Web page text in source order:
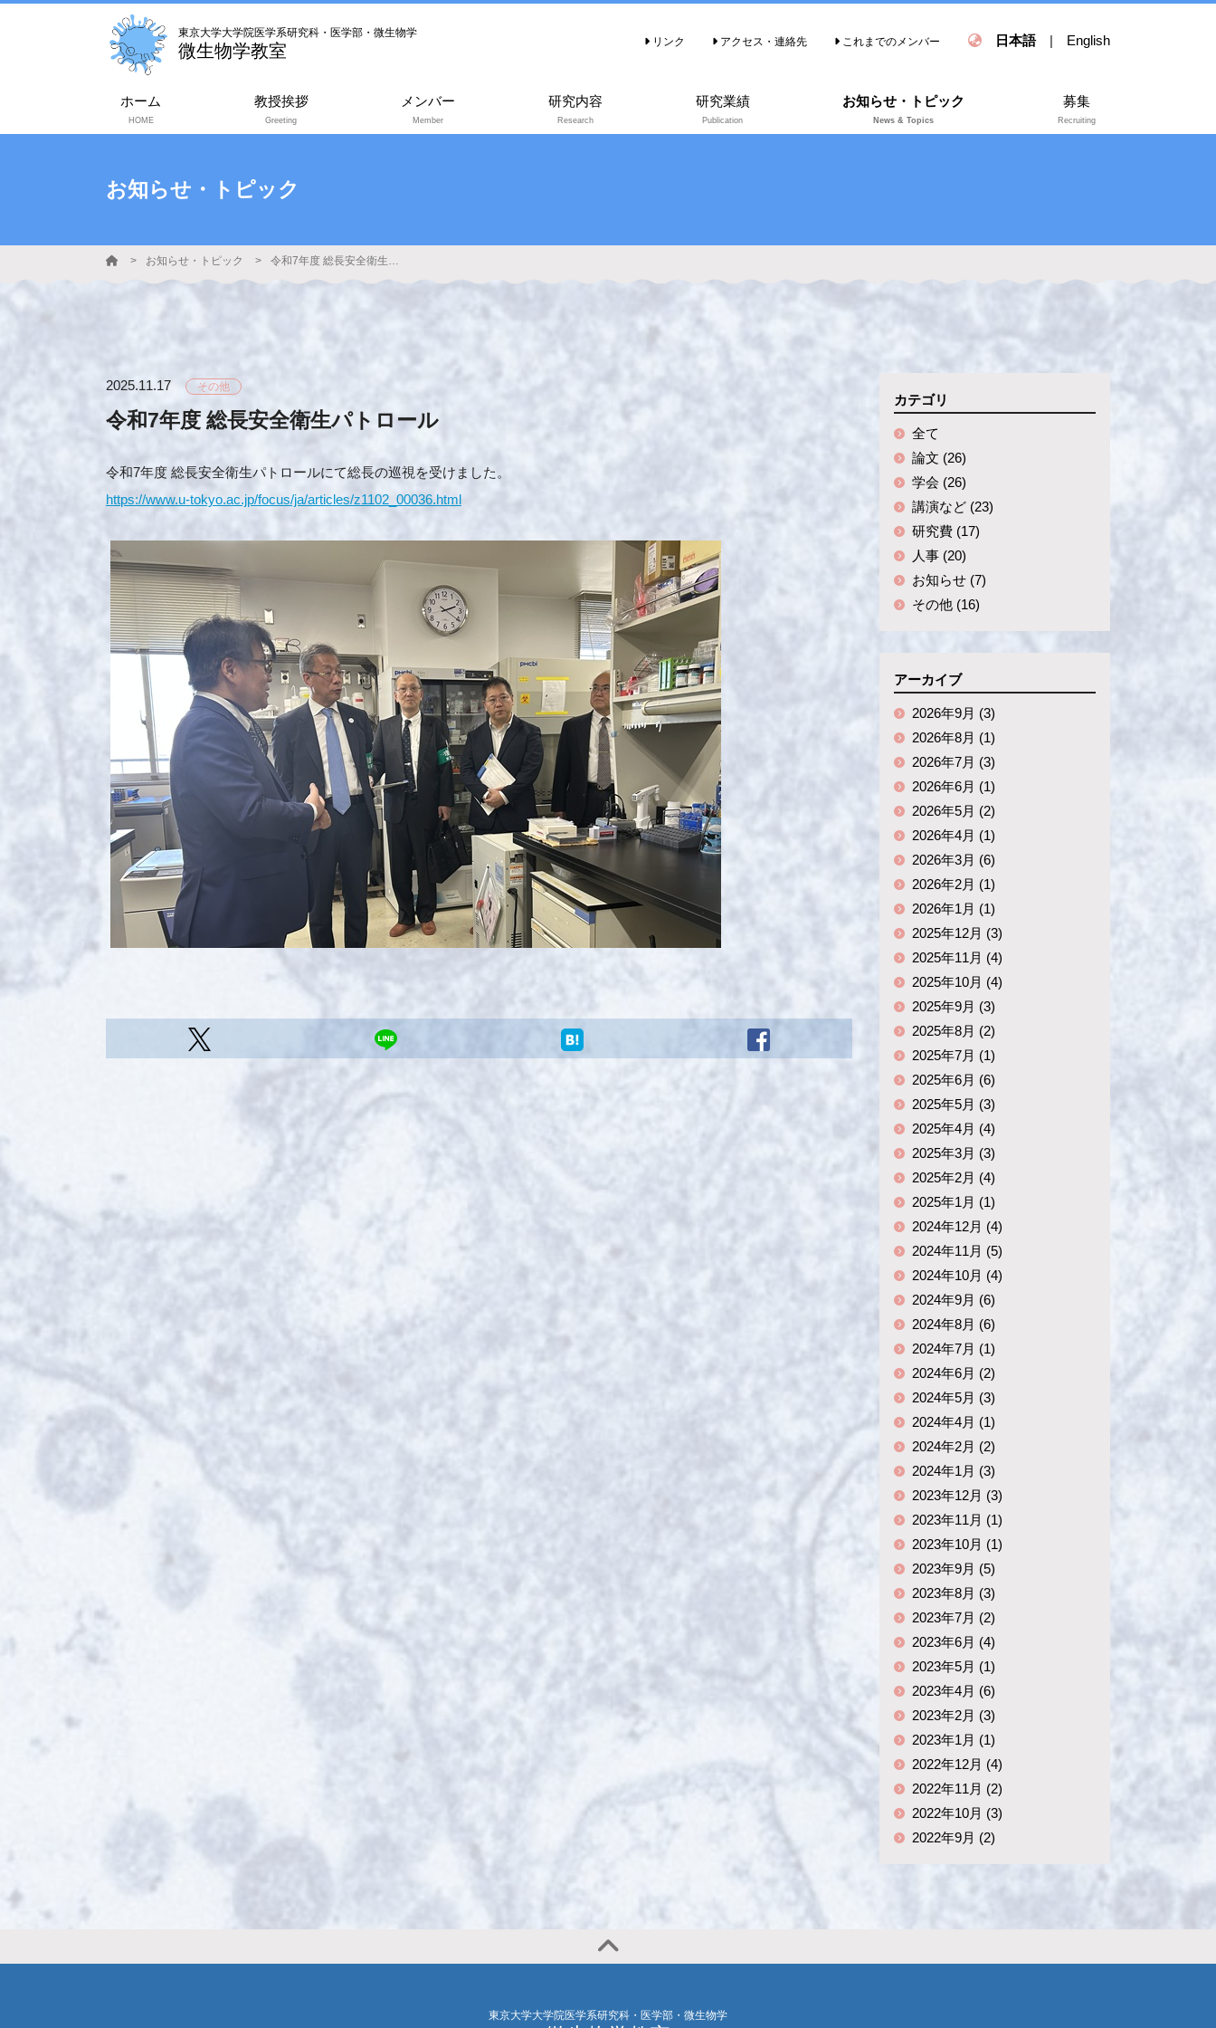
東京大学大学院医学系研究科・医学部・微生物学
微生物学教室 リンク アクセス・連絡先 これまでのメンバー 日本語 | English
ホーム
HOME
教授挨拶
Greeting
メンバー
Member
研究内容
Research
研究業績
Publication
お知らせ・トピック
News & Topics
募集
Recruiting
お知らせ・トピック
お知らせ・トピック 令和7年度 総長安全衛生パトロール
2025.11.17 その他
令和7年度 総長安全衛生パトロール
令和7年度 総長安全衛生パトロールにて総長の巡視を受けました。
https://www.u-tokyo.ac.jp/focus/ja/articles/z1102_00036.html
カテゴリ
全て
論文 (26)
学会 (26)
講演など (23)
研究費 (17)
人事 (20)
お知らせ (7)
その他 (16)
アーカイブ
2026年9月 (3)
2026年8月 (1)
2026年7月 (3)
2026年6月 (1)
2026年5月 (2)
2026年4月 (1)
2026年3月 (6)
2026年2月 (1)
2026年1月 (1)
2025年12月 (3)
2025年11月 (4)
2025年10月 (4)
2025年9月 (3)
2025年8月 (2)
2025年7月 (1)
2025年6月 (6)
2025年5月 (3)
2025年4月 (4)
2025年3月 (3)
2025年2月 (4)
2025年1月 (1)
2024年12月 (4)
2024年11月 (5)
2024年10月 (4)
2024年9月 (6)
2024年8月 (6)
2024年7月 (1)
2024年6月 (2)
2024年5月 (3)
2024年4月 (1)
2024年2月 (2)
2024年1月 (3)
2023年12月 (3)
2023年11月 (1)
2023年10月 (1)
2023年9月 (5)
2023年8月 (3)
2023年7月 (2)
2023年6月 (4)
2023年5月 (1)
2023年4月 (6)
2023年2月 (3)
2023年1月 (1)
2022年12月 (4)
2022年11月 (2)
2022年10月 (3)
2022年9月 (2)
東京大学大学院医学系研究科・医学部・微生物学